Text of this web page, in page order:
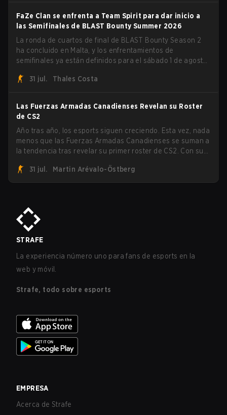
FaZe Clan se enfrenta a Team Spirit para dar inicio a
las Semifinales de BLAST Bounty Summer 2026
La ronda de cuartos de final de BLAST Bounty Season 2
ha concluido en Malta, y los enfrentamientos de
semifinales ya están definidos para el sábado 1 de agosto.
sobrevivientes que aún luchan por el trofeo, mientras que
31 jul. Thales Costa
Las Fuerzas Armadas Canadienses Revelan su Roster
de CS2
Año tras año, los esports siguen creciendo. Esta vez, nada
menos que las Fuerzas Armadas Canadienses se suman a
la tendencia tras revelar su primer roster de CS2. Con su
unirá ahora a una competencia de CS para personal
militar destinada a expandir el alcance de los esports.
31 jul. Martin Arévalo-Östberg
STRAFE
La experiencia número uno para fans de esports en la
web y móvil.
Strafe, todo sobre esports
EMPRESA
Acerca de Strafe